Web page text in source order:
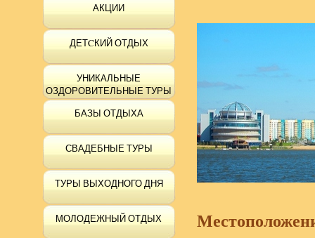
АКЦИИ
ДЕТCКИЙ ОТДЫХ
УНИКАЛЬНЫЕ
ОЗДОРОВИТЕЛЬНЫЕ ТУРЫ
БАЗЫ ОТДЫХА
СВАДЕБНЫЕ ТУРЫ
ТУРЫ ВЫХОДНОГО ДНЯ
МОЛОДЕЖНЫЙ ОТДЫХ